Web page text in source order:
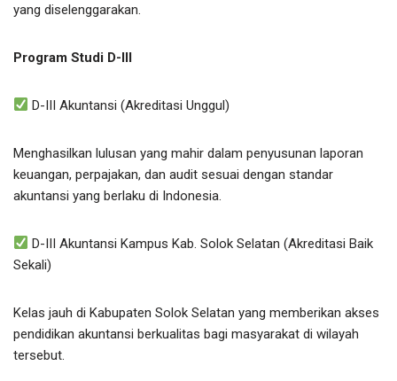
yang diselenggarakan.
Program Studi D-III
D-III Akuntansi (Akreditasi Unggul)
Menghasilkan lulusan yang mahir dalam penyusunan laporan
keuangan, perpajakan, dan audit sesuai dengan standar
akuntansi yang berlaku di Indonesia.
D-III Akuntansi Kampus Kab. Solok Selatan (Akreditasi Baik
Sekali)
Kelas jauh di Kabupaten Solok Selatan yang memberikan akses
pendidikan akuntansi berkualitas bagi masyarakat di wilayah
tersebut.